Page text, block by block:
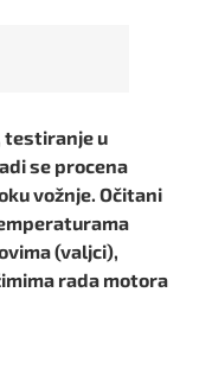
testiranje u
se procena
vožnje. Očitani
(valjci),
rada motora